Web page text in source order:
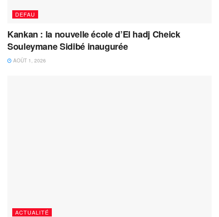
DEFAU
Kankan : la nouvelle école d’El hadj Cheick
Souleymane Sidibé inaugurée
AOÛT 1, 2026
ACTUALITÉ